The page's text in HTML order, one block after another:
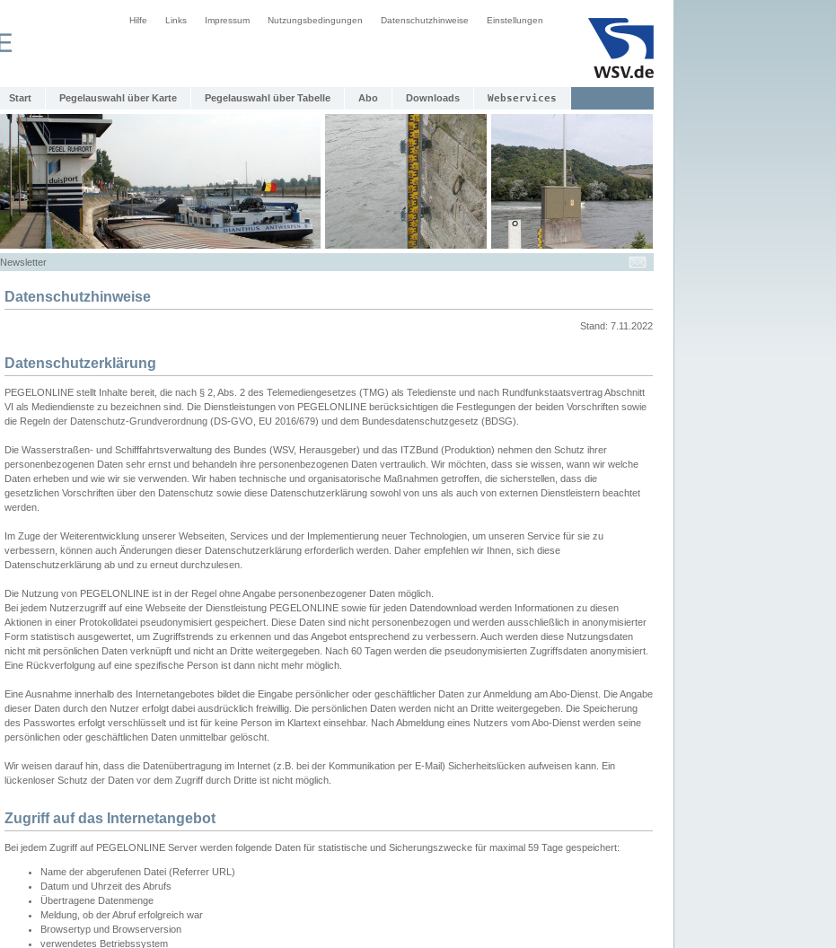
Hilfe Links Impressum Nutzungsbedingungen Datenschutzhinweise Einstellungen
Start Pegelauswahl über Karte Pegelauswahl über Tabelle Abo Downloads Webservices
Newsletter
Datenschutzhinweise
Stand: 7.11.2022
Datenschutzerklärung
PEGELONLINE stellt Inhalte bereit, die nach § 2, Abs. 2 des Telemediengesetzes (TMG) als Teledienste und nach Rundfunkstaatsvertrag Abschnitt
VI als Mediendienste zu bezeichnen sind. Die Dienstleistungen von PEGELONLINE berücksichtigen die Festlegungen der beiden Vorschriften sowie
die Regeln der Datenschutz-Grundverordnung (DS-GVO, EU 2016/679) und dem Bundesdatenschutzgesetz (BDSG).
Die Wasserstraßen- und Schifffahrtsverwaltung des Bundes (WSV, Herausgeber) und das ITZBund (Produktion) nehmen den Schutz ihrer
personenbezogenen Daten sehr ernst und behandeln ihre personenbezogenen Daten vertraulich. Wir möchten, dass sie wissen, wann wir welche
Daten erheben und wie wir sie verwenden. Wir haben technische und organisatorische Maßnahmen getroffen, die sicherstellen, dass die
gesetzlichen Vorschriften über den Datenschutz sowie diese Datenschutzerklärung sowohl von uns als auch von externen Dienstleistern beachtet
werden.
Im Zuge der Weiterentwicklung unserer Webseiten, Services und der Implementierung neuer Technologien, um unseren Service für sie zu
verbessern, können auch Änderungen dieser Datenschutzerklärung erforderlich werden. Daher empfehlen wir Ihnen, sich diese
Datenschutzerklärung ab und zu erneut durchzulesen.
Die Nutzung von PEGELONLINE ist in der Regel ohne Angabe personenbezogener Daten möglich.
Bei jedem Nutzerzugriff auf eine Webseite der Dienstleistung PEGELONLINE sowie für jeden Datendownload werden Informationen zu diesen
Aktionen in einer Protokolldatei pseudonymisiert gespeichert. Diese Daten sind nicht personenbezogen und werden ausschließlich in anonymisierter
Form statistisch ausgewertet, um Zugriffstrends zu erkennen und das Angebot entsprechend zu verbessern. Auch werden diese Nutzungsdaten
nicht mit persönlichen Daten verknüpft und nicht an Dritte weitergegeben. Nach 60 Tagen werden die pseudonymisierten Zugriffsdaten anonymisiert.
Eine Rückverfolgung auf eine spezifische Person ist dann nicht mehr möglich.
Eine Ausnahme innerhalb des Internetangebotes bildet die Eingabe persönlicher oder geschäftlicher Daten zur Anmeldung am Abo-Dienst. Die Angabe
dieser Daten durch den Nutzer erfolgt dabei ausdrücklich freiwillig. Die persönlichen Daten werden nicht an Dritte weitergegeben. Die Speicherung
des Passwortes erfolgt verschlüsselt und ist für keine Person im Klartext einsehbar. Nach Abmeldung eines Nutzers vom Abo-Dienst werden seine
persönlichen oder geschäftlichen Daten unmittelbar gelöscht.
Wir weisen darauf hin, dass die Datenübertragung im Internet (z.B. bei der Kommunikation per E-Mail) Sicherheitslücken aufweisen kann. Ein
lückenloser Schutz der Daten vor dem Zugriff durch Dritte ist nicht möglich.
Zugriff auf das Internetangebot
Bei jedem Zugriff auf PEGELONLINE Server werden folgende Daten für statistische und Sicherungszwecke für maximal 59 Tage gespeichert:
Name der abgerufenen Datei (Referrer URL)
Datum und Uhrzeit des Abrufs
Übertragene Datenmenge
Meldung, ob der Abruf erfolgreich war
Browsertyp und Browserversion
verwendetes Betriebssystem